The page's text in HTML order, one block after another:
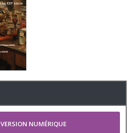
VERSION NUMÉRIQUE